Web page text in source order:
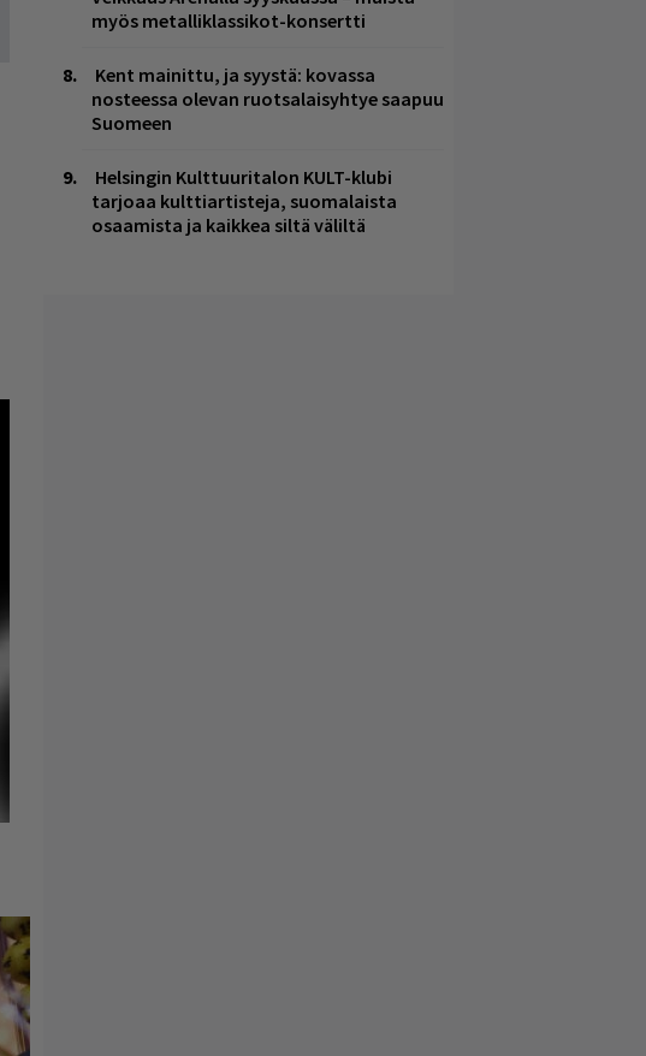
myös metalliklassikot-konsertti
Kent mainittu, ja syystä: kovassa
nosteessa olevan ruotsalaisyhtye saapuu
Suomeen
Helsingin Kulttuuritalon KULT-klubi
tarjoaa kulttiartisteja, suomalaista
osaamista ja kaikkea siltä väliltä